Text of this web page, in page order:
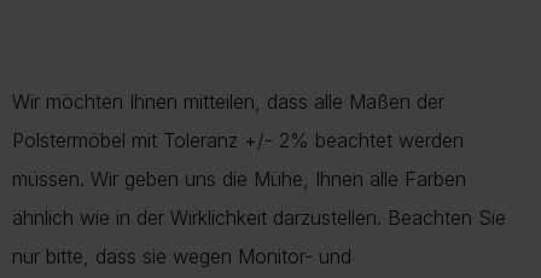
Wir möchten Ihnen mitteilen, dass alle Maßen der
Polstermöbel mit Toleranz +/- 2% beachtet werden
müssen. Wir geben uns die Mühe, Ihnen alle Farben
ähnlich wie in der Wirklichkeit darzustellen. Beachten Sie
nur bitte, dass sie wegen Monitor- und